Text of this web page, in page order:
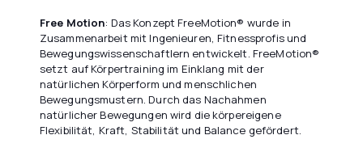
Free Motion: Das Konzept FreeMotion® wurde in
Zusammenarbeit mit Ingenieuren, Fitnessprofis und
Bewegungswissenschaftlern entwickelt. FreeMotion®
setzt auf Körpertraining im Einklang mit der
natürlichen Körperform und menschlichen
Bewegungsmustern. Durch das Nachahmen
natürlicher Bewegungen wird die körpereigene
Flexibilität, Kraft, Stabilität und Balance gefördert.